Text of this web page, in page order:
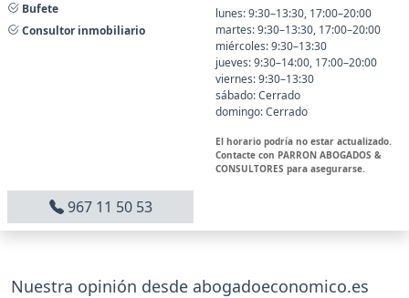
Bufete
Consultor inmobiliario
lunes: 9:30–13:30, 17:00–20:00
martes: 9:30–13:30, 17:00–20:00
miércoles: 9:30–13:30
jueves: 9:30–14:00, 17:00–20:00
viernes: 9:30–13:30
sábado: Cerrado
domingo: Cerrado
El horario podría no estar actualizado.
Contacte con PARRON ABOGADOS &
CONSULTORES para asegurarse.
967 11 50 53
Nuestra opinión desde abogadoeconomico.es